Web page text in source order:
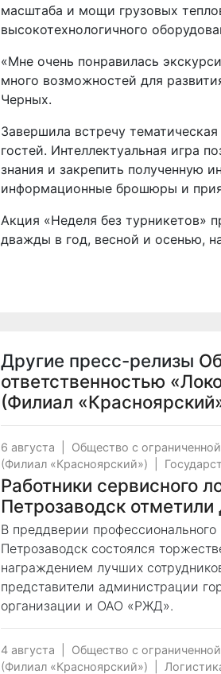
масштаба и мощи грузовых
высокотехнологичного
«Мне очень понравилась
много возможностей для
Черных.
Завершила встречу
гостей. Интеллектуальная игра
знания и закрепить полученную
информационные брошюры и
Акция «Неделя без турникетов»
дважды в год, весной и осенью,
Другие пресс-релизы
ответственностью
(Филиал
6 августа
Общество с
(Филиал «Красноярский»)
Работники сервисного
Петрозаводск
В преддверии
Петрозаводск состоялся
награждением лучших
представители администрации
организации и ОАО «РЖД».
4 августа
Общество с
(Филиал «Красноярский»)